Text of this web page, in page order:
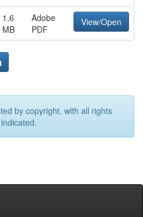
1,6
MB
Adobe
PDF
View/Open
by copyright, with all rights